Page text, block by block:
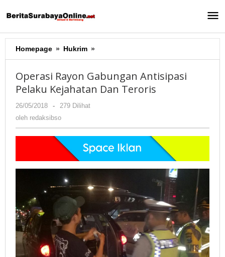
ke
Homepage » Hukrim »
Rayon
Antisipasi
Pelaku
Operasi Rayon Gabungan Antisipasi
Pelaku Kejahatan Dan Teroris
26/05/2018
oleh
redaksibso
-
279 Dilihat
oleh redaksibso